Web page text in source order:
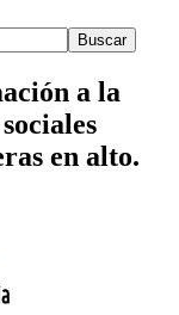
a la
en alto.